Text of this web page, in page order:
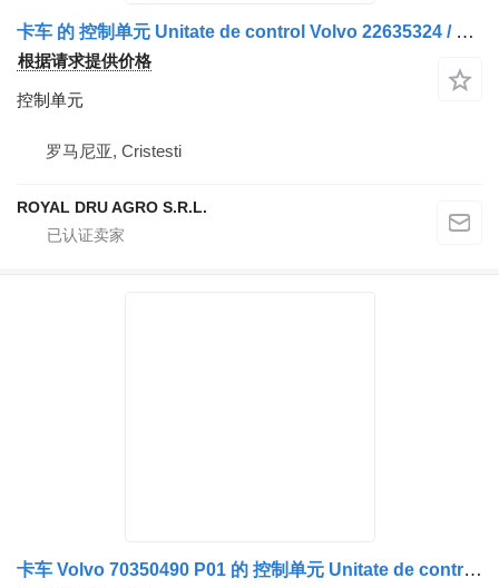
卡车 的 控制单元 Unitate de control Volvo 22635324 / 22994879
根据请求提供价格
控制单元
罗马尼亚, Cristesti
ROYAL DRU AGRO S.R.L.
卡车 Volvo 70350490 P01 的 控制单元 Unitate de control I/O